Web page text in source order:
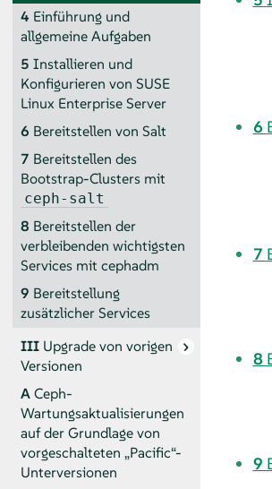
4 Einführung und
allgemeine Aufgaben
5 Installieren und
Konfigurieren von SUSE
Linux Enterprise Server
6 Bereitstellen von Salt
7 Bereitstellen des
Bootstrap-Clusters mit
ceph-salt
8 Bereitstellen der
verbleibenden wichtigsten
Services mit cephadm
9 Bereitstellung
zusätzlicher Services
III Upgrade von vorigen
Versionen
ACeph-
Wartungsaktualisierungen
auf der Grundlage von
vorgeschalteten „Pacific“-
Unterversionen
6
7
8
9